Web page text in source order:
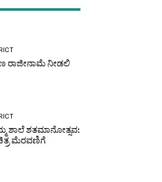
ರಾಜೀನಾಮೆ ನೀಡಲಿ
ಶಾಲೆ ಶತಮಾನೋತ್ಸವ:
ಮೆರವಣಿಗೆ